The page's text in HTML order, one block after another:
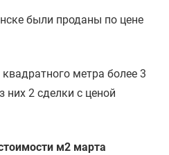
были проданы по цене
метра более 3
них 2 сделки с ценой
м2 марта